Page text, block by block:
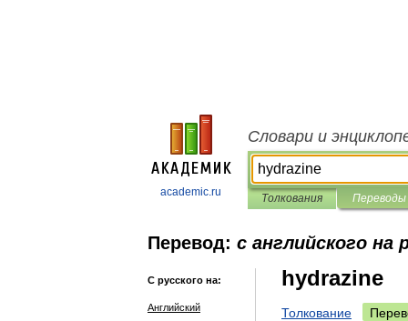
academic.ru
Словари и
Толкования Переводы
Перевод: с английского на
С русского на:
Английский
hydrazine
Толкование